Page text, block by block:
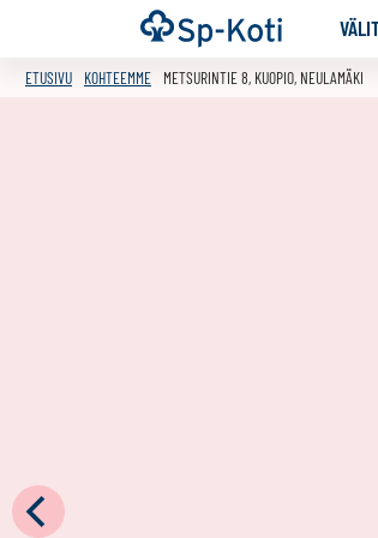
Siirry
sisältöön
Etusivu
ETUSIVU KOHTEEMME METSURINTIE 8, KUOPIO, NEULAMÄKI